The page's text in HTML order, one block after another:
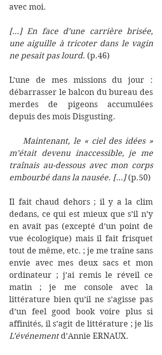
avec moi.
[…] En face d’une carrière brisée,
une aiguille à tricoter dans le vagin
ne pesait pas lourd. (p.46)
L’une de mes missions du jour :
débarrasser le balcon du bureau des
merdes de pigeons accumulées
depuis des mois Disgusting.
Maintenant, le « ciel des idées »
m’était devenu inaccessible, je me
traînais au-dessous avec mon corps
embourbé dans la nausée. […] (p.50)
Il fait chaud dehors ; il y a la clim
dedans, ce qui est mieux que s’il n’y
en avait pas (excepté d’un point de
vue écologique) mais il fait frisquet
tout de même, etc. ; je me traîne sans
envie avec mes deux sacs et mon
ordinateur ; j’ai remis le réveil ce
matin ; je me console avec la
littérature bien qu’il ne s’agisse pas
d’un feel good book voire plus si
L’événement d’Annie ERNAUX.